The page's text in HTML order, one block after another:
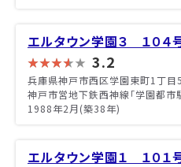
エルタウン学園３ １０４
3.2
兵庫県神戸市西区学園東町1丁目
神戸市営地下鉄西神線「学園都市
1988年2月(築38年)
エルタウン学園１ １０１